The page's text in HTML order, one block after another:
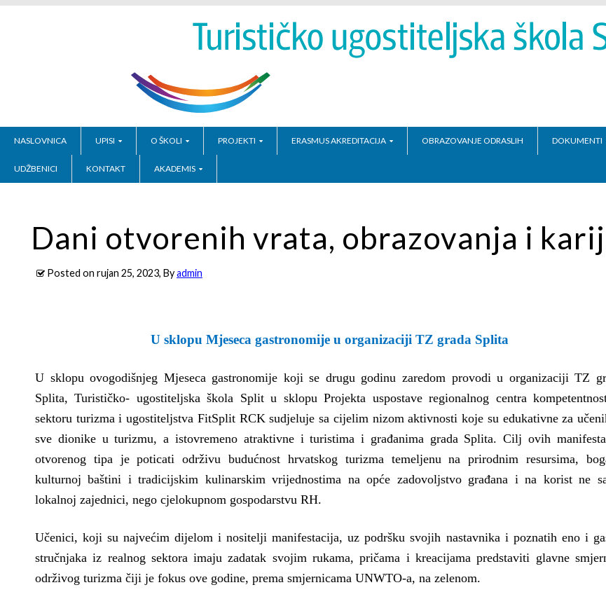
NASLOVNICA UPISI O ŠKOLI PROJEKTI ERASMUS AKREDITACIJA OBRAZOVANJE ODRASLIH DOKUMENTI
UDŽBENICI KONTAKT AKADEMIS
Dani otvorenih vrata, obrazovanja i
Posted on rujan 25, 2023, Byadmin
U sklopu Mjeseca gastronomije u organizaciji TZ grada Splita
U sklopu ovogodišnjeg Mjeseca gastronomije koji se drugu godinu zaredom provodi u organizaciji TZ
Splita, Turističko- ugostiteljska škola Split u sklopu Projekta uspostave regionalnog centra
sektoru turizma i ugostiteljstva FitSplit RCK sudjeluje sa cijelim nizom aktivnosti koje su edukativne za
sve dionike u turizmu, a istovremeno atraktivne i turistima i građanima grada Splita. Cilj ovih
otvorenog tipa je poticati održivu budućnost hrvatskog turizma temeljenu na prirodnim resursima,
kulturnoj baštini i tradicijskim kulinarskim vrijednostima na opće zadovoljstvo građana i na korist ne
lokalnoj zajednici, nego cjelokupnom gospodarstvu RH.
Učenici, koji su najvećim dijelom i nositelji manifestacija, uz podršku svojih nastavnika i poznatih eno i
stručnjaka iz realnog sektora imaju zadatak svojim rukama, pričama i kreacijama predstaviti glavne
održivog turizma čiji je fokus ove godine, prema smjernicama UNWTO-a, na zelenom.